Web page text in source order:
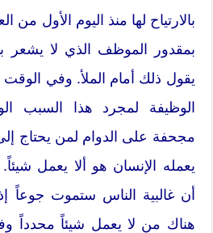
بالارتياح لها منذ اليوم الأول
بمقدور الموظف الذي لا يشعر
يقول ذلك أمام الملأ. وفي
الوظيفة لمجرد هذا السبب
مجحفة على الدوام لمن يحتاج
يعمله الإنسان هو ألا يعمل
أن غالبية الناس ستموت جوعاً
هناك من لا يعمل شيئاً محدداً